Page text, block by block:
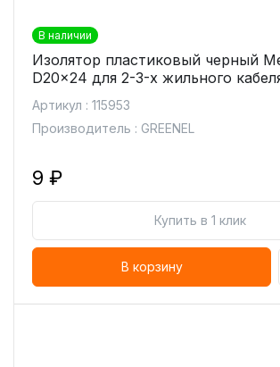
В наличии
Изолятор пластиковый черный
D20x24 для 2-3-х жильного
Артикул : 115953
Производитель : GREENEL
9 ₽
Купить в 1 клик
В корзину